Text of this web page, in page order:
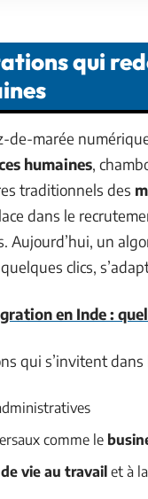
qui
de-marée
humaines,
traditionnels des
dans le
Aujourd’hui, un
clics,
en Inde :
qui s’invitent
comme le
vie au travail et à